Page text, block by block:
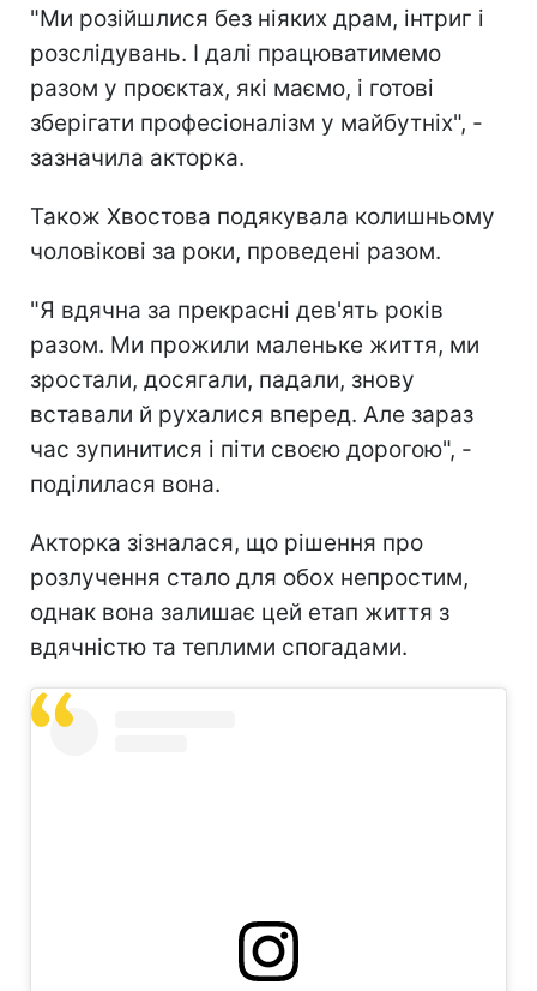
"Ми розійшлися без ніяких драм, інтриг і
розслідувань. І далі працюватимемо
разом у проєктах, які маємо, і готові
зберігати професіоналізм у майбутніх", -
зазначила акторка.
Також Хвостова подякувала колишньому
чоловікові за роки, проведені разом.
"Я вдячна за прекрасні дев'ять років
разом. Ми прожили маленьке життя, ми
зростали, досягали, падали, знову
вставали й рухалися вперед. Але зараз
час зупинитися і піти своєю дорогою", -
поділилася вона.
Акторка зізналася, що рішення про
розлучення стало для обох непростим,
однак вона залишає цей етап життя з
вдячністю та теплими спогадами.